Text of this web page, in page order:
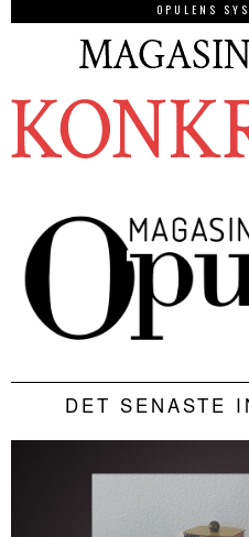
OPULENS
DET SENASTE